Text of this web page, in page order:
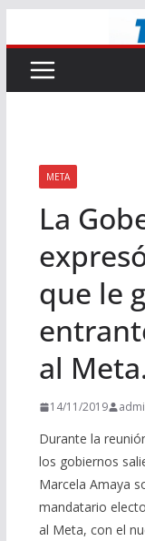
al
contenido
META
La
que le
al
14/11/2019
Durante la
los gobiernos
Marcela Amaya
mandatario
al Meta, con el